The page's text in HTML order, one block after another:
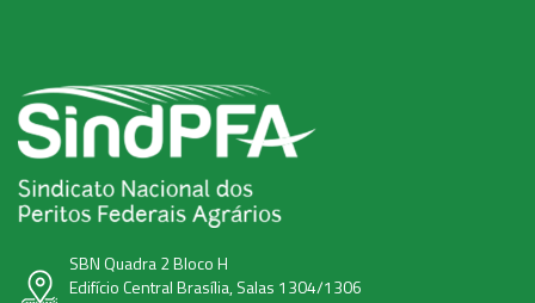
SBN Quadra 2 Bloco H
Edifício Central Brasília, Salas 1304/1306